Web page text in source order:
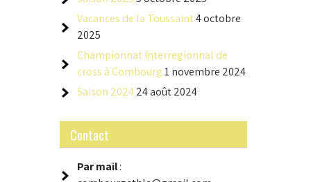
Vacances de la Toussaint4 octobre
2025
Championnat Interregionnal de
cross à Combourg1 novembre 2024
Saison 202424 août 2024
Contact
Par mail: